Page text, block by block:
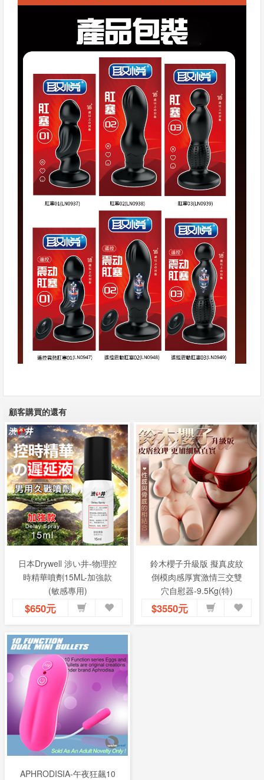
顧客購買的還有
日本Drywell 涉い井-物理控
時精華噴劑15ML-加強款
(敏感專用)
$650元
鈴木櫻子升級版 擬真皮紋
倒模肉感厚實激情三交雙
穴自慰器-9.5Kg(特)
$3550元
APHRODISIA-午夜狂飆10